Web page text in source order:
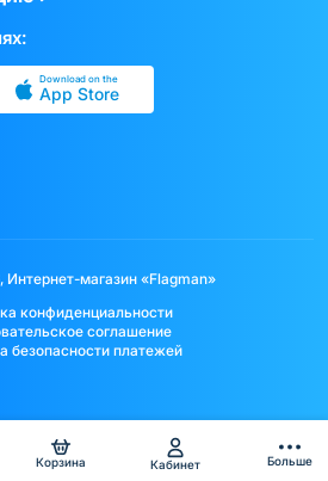
Корзина Кабинет Больше
Download on the
App Store
магазин «Flagman»
конфиденциальности
соглашение
безопасности платежей